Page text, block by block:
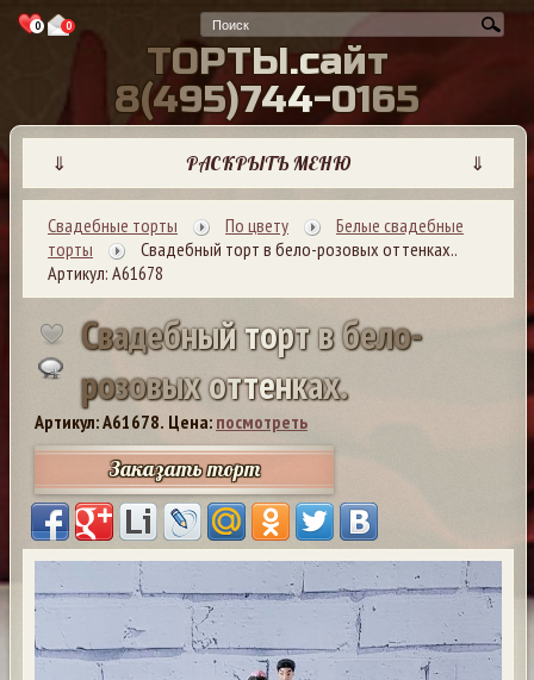
0 0
ТОРТЫ.сайт
8(495)744-0165
⇓ РАСКРЫТЬ МЕНЮ ⇓
Свадебные торты По цвету
Белые свадебные
торты
Свадебный торт в бело-розовых оттенках..
Артикул: А61678
Свадебныйтортвбело-
розовыхоттенках.
Артикул: A61678. Цена: посмотреть
Заказать торт